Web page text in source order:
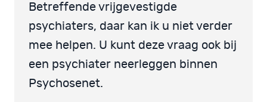
Betreffende vrijgevestigde
psychiaters, daar kan ik u niet verder
mee helpen. U kunt deze vraag ook bij
een psychiater neerleggen binnen
Psychosenet.